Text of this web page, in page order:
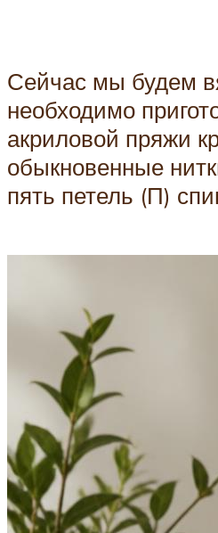
Сейчас мы будем
необходимо
акриловой пряжи
обыкновенные
пять петель (П)